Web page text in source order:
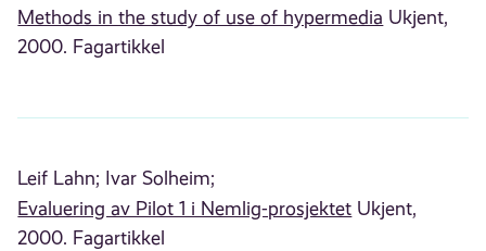
Methods in the study of use of hypermedia Ukjent,
2000. Fagartikkel
Leif Lahn; Ivar Solheim;
Evaluering av Pilot 1 i Nemlig-prosjektet Ukjent,
2000. Fagartikkel